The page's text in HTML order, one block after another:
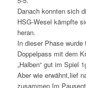
Danach konnten sich
HSG-Wesel kämpfte
heran.
In dieser Phase
Doppelpass mit dem
„Halben“ gut im Spiel
Aber wie erwähnt,lief
zusammen.Im